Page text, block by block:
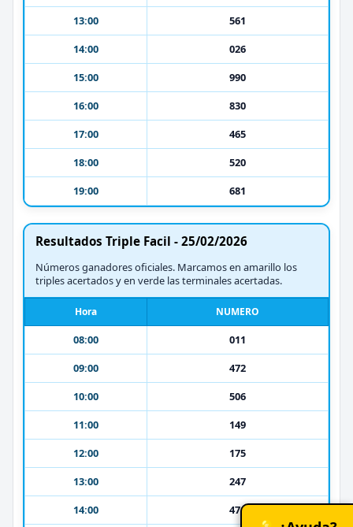
13:00
561
14:00
026
15:00
990
16:00
830
17:00
465
18:00
520
19:00
681
Resultados Triple Facil - 25/02/2026
Números ganadores oficiales. Marcamos en amarillo los
triples acertados y en verde las terminales acertadas.
Hora NUMERO
08:00
011
09:00
472
10:00
506
11:00
149
12:00
175
13:00
247
14:00
476